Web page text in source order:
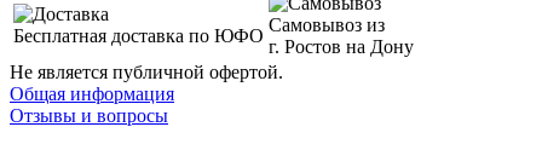
Бесплатная доставка по ЮФО
Самовывоз из
г. Ростов на Дону
Не является публичной офертой.
Общая информация
Отзывы и вопросы